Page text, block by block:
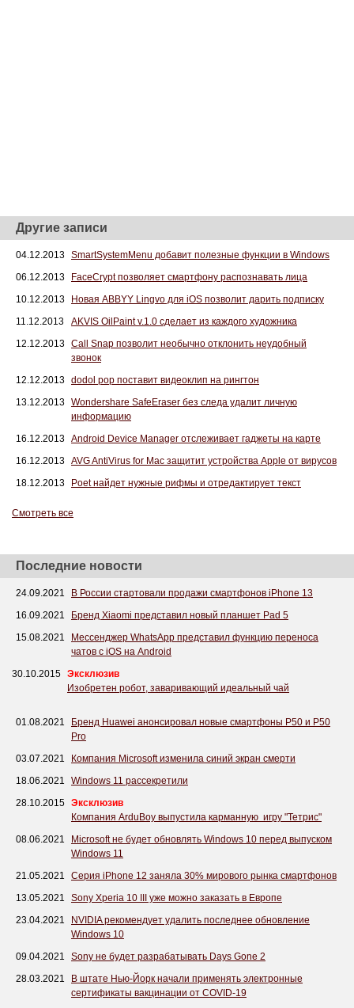
Другие записи
04.12.2013 SmartSystemMenu добавит полезные функции в Windows
06.12.2013
FaceCrypt позволяет смартфону распознавать лица
10.12.2013
Новая ABBYY Lingvo для iOS позволит дарить подписку
11.12.2013
AKVIS OilPaint v.1.0 сделает из каждого художника
12.12.2013 Call Snap позволит необычно отклонить неудобный
звонок
12.12.2013 dodol pop поставит видеоклип на рингтон
13.12.2013 Wondershare SafeEraser без следа удалит личную
информацию
16.12.2013 Android Device Manager отслеживает гаджеты на карте
16.12.2013 AVG AntiVirus for Mac защитит устройства Apple от вирусов
18.12.2013
Poet найдет нужные рифмы и отредактирует текст
Смотреть все
Последние новости
24.09.2021
В России стартовали продажи смартфонов iPhone 13
16.09.2021
Бренд Xiaomi представил новый планшет Pad 5
15.08.2021
Мессенджер WhatsApp представил функцию переноса
чатов с iOS на Android
30.10.2015 Эксклюзив
Изобретен робот, заваривающий идеальный чай
01.08.2021
Бренд Huawei анонсировал новые смартфоны P50 и P50
Pro
03.07.2021
Компания Microsoft изменила синий экран смерти
18.06.2021
Windows 11 рассекретили
28.10.2015 Эксклюзив
Компания ArduBoy выпустила карманную игру "Тетрис"
08.06.2021
Microsoft не будет обновлять Windows 10 перед выпуском
Windows 11
21.05.2021
Серия iPhone 12 заняла 30% мирового рынка смартфонов
13.05.2021
Sony Xperia 10 III уже можно заказать в Европе
23.04.2021
NVIDIA рекомендует удалить последнее обновление
Windows 10
09.04.2021
Sony не будет разрабатывать Days Gone 2
28.03.2021
В штате Нью-Йорк начали применять электронные
сертификаты вакцинации от COVID-19